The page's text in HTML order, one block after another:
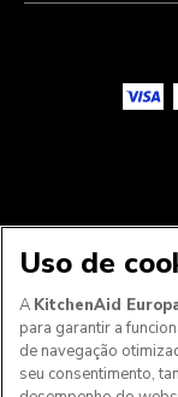
Uso de
A KitchenAid
para garantir a
de navegação
seu consentimento,